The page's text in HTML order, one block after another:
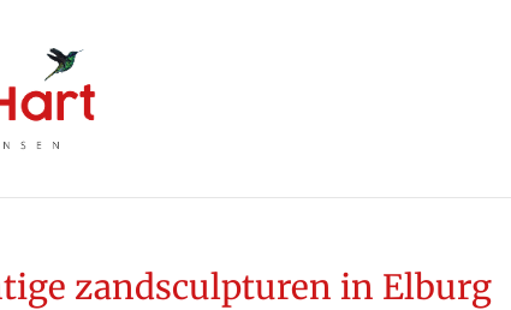
zandsculpturen in Elburg